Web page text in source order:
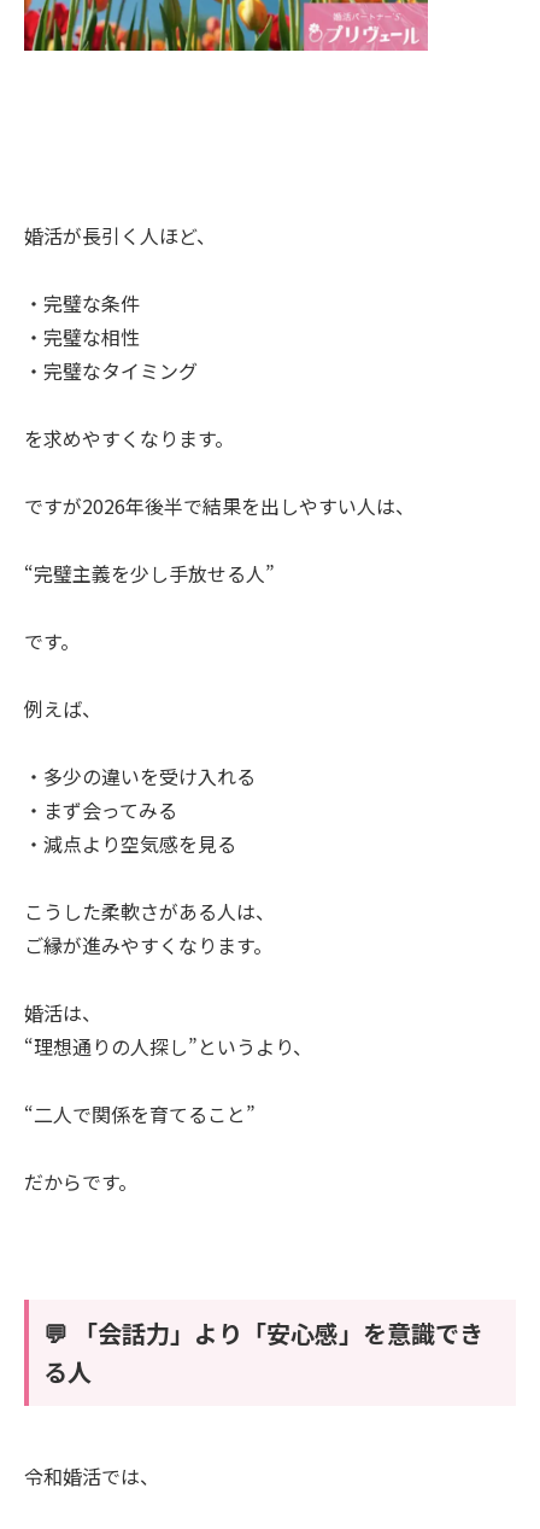
婚活が長引く人ほど、
・完璧な条件
・完璧な相性
・完璧なタイミング
を求めやすくなります。
ですが2026年後半で結果を出しやすい人は、
“完璧主義を少し手放せる人”
です。
例えば、
・多少の違いを受け入れる
・まず会ってみる
・減点より空気感を見る
こうした柔軟さがある人は、
ご縁が進みやすくなります。
婚活は、
“理想通りの人探し”というより、
“二人で関係を育てること”
だからです。
💬 「会話力」より「安心感」を意識でき
る人
令和婚活では、